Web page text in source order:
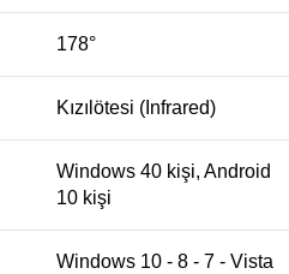
178°
Kızılötesi (Infrared)
Windows 40 kişi, Android
10 kişi
Windows 10 - 8 - 7 - Vista